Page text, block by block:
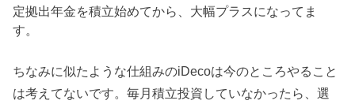
定拠出年金を積立始めてから、大幅プラスになってま
す。
ちなみに似たような仕組みのiDecoは今のところやること
は考えてないです。毎月積立投資していなかったら、選